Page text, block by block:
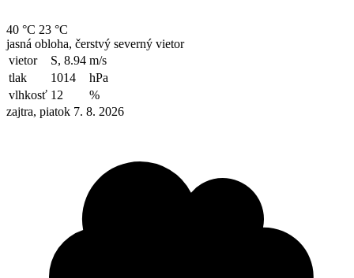
40 °C 23 °C
jasná obloha, čerstvý severný vietor
vietor
S, 8.94 m/s
tlak
1014
hPa
vlhkosť 12
%
zajtra, piatok 7. 8. 2026